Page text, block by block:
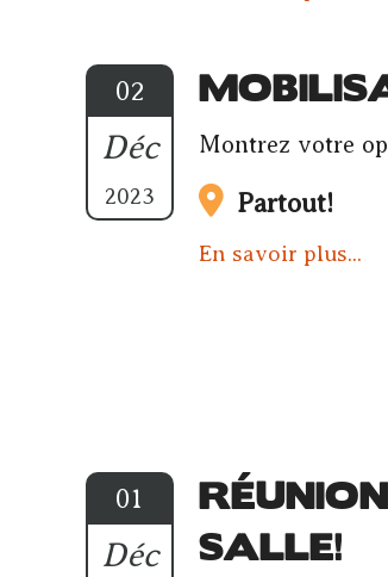
02
Déc
2023
Montrez votre
Partout!
En savoir plus...
01
Déc
SALLE!